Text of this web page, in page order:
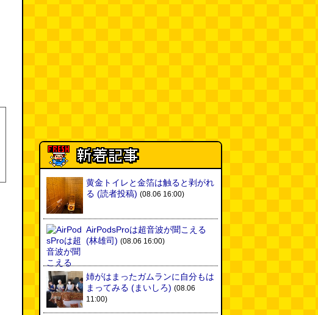
黄金トイレと金箔は触ると剥がれ
る (読者投稿) (08.06 16:00)
AirPodsProは超音波が聞こえる
(林雄司) (08.06 16:00)
姉がはまったガムランに自分もは
まってみる (まいしろ) (08.06
11:00)